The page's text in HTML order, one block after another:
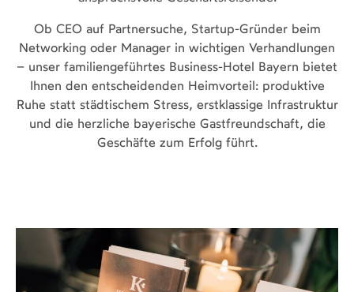
Ob CEO auf Partnersuche, Startup-Gründer beim
Networking oder Manager in wichtigen Verhandlungen
– unser familiengeführtes Business-Hotel Bayern bietet
Ihnen den entscheidenden Heimvorteil: produktive
Ruhe statt städtischem Stress, erstklassige Infrastruktur
und die herzliche bayerische Gastfreundschaft, die
Geschäfte zum Erfolg führt.